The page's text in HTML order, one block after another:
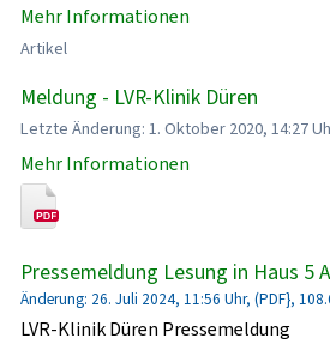
Mehr Informationen
Artikel
Meldung - LVR-Klinik Düren
Letzte Änderung: 1. Oktober 2020, 14:27
Mehr Informationen
Pressemeldung Lesung in Haus 5
Änderung: 26. Juli 2024, 11:56 Uhr, (PDF},
LVR-Klinik Düren Pressemeldung